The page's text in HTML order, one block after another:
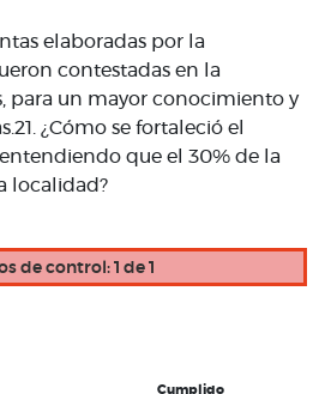
elaboradas por la
contestadas en la
para un mayor conocimiento y
¿Cómo se fortaleció el
que el 30% de la
localidad?
de control: 1 de 1
Cumplido